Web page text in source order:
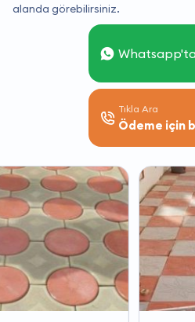
alanda görebilirsiniz.
Tıkla Ara
Ödeme için